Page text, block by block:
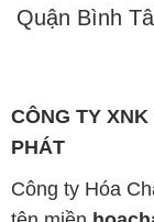
Quận Bình
CÔNG TY
PHÁT
Công ty Hóa